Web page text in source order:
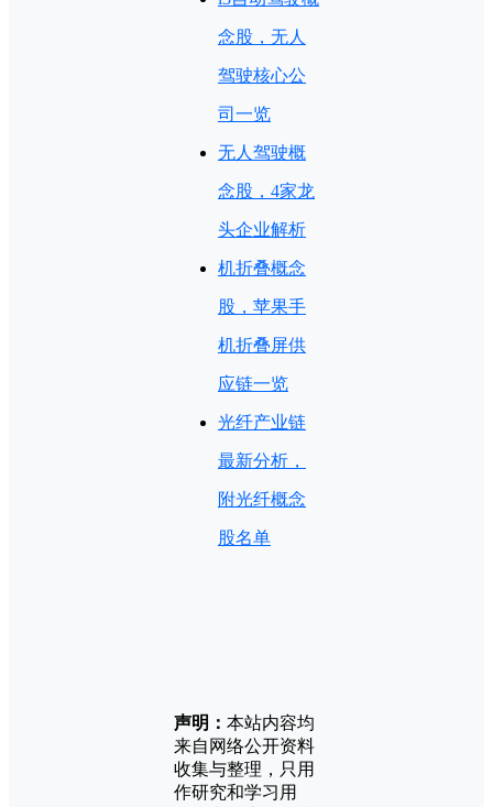
念股，无人
驾驶核心公
司一览
无人驾驶概
念股，4家龙
头企业解析
机折叠概念
股，苹果手
机折叠屏供
应链一览
光纤产业链
最新分析，
附光纤概念
股名单
声明： 本站内容均
来自网络公开资料
收集与整理，只用
作研究和学习用